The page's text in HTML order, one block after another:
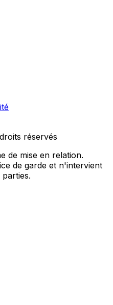
réservés
de mise en relation.
de garde et n'intervient